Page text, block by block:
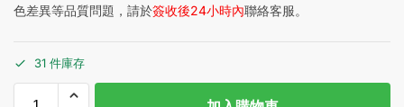
色差異等品質問題，請於簽收後24小時內聯絡客服。
31 件庫存